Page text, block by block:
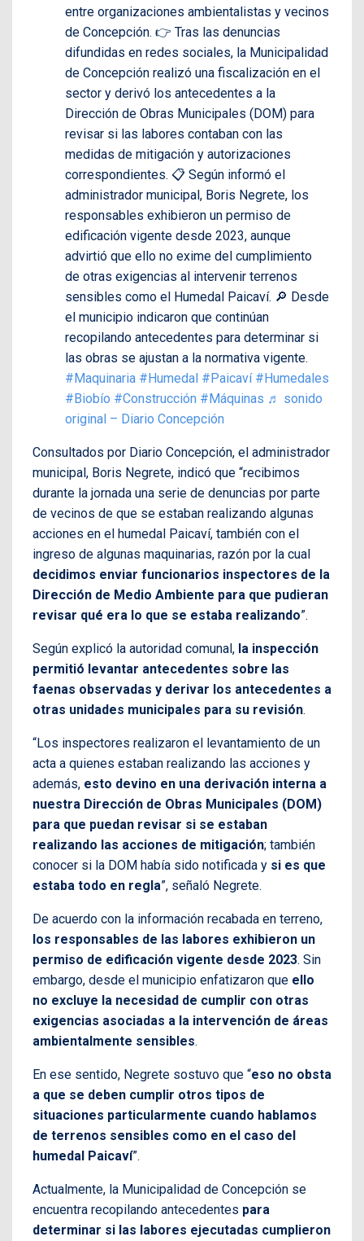
entre organizaciones ambientalistas y vecinos
de Concepción. 👉 Tras las denuncias
difundidas en redes sociales, la Municipalidad
de Concepción realizó una fiscalización en el
sector y derivó los antecedentes a la
Dirección de Obras Municipales (DOM) para
revisar si las labores contaban con las
medidas de mitigación y autorizaciones
correspondientes. 📋 Según informó el
administrador municipal, Boris Negrete, los
responsables exhibieron un permiso de
edificación vigente desde 2023, aunque
advirtió que ello no exime del cumplimiento
de otras exigencias al intervenir terrenos
sensibles como el Humedal Paicaví. 🔎 Desde
el municipio indicaron que continúan
recopilando antecedentes para determinar si
las obras se ajustan a la normativa vigente.
#Maquinaria #Humedal #Paicaví #Humedales
#Biobío #Construcción #Máquinas ♬ sonido
original – Diario Concepción
Consultados por Diario Concepción, el administrador
municipal, Boris Negrete, indicó que “recibimos
durante la jornada una serie de denuncias por parte
de vecinos de que se estaban realizando algunas
acciones en el humedal Paicaví, también con el
ingreso de algunas maquinarias, razón por la cual
decidimos enviar funcionarios inspectores de la
Dirección de Medio Ambiente para que pudieran
revisar qué era lo que se estaba realizando”.
Según explicó la autoridad comunal, la inspección
permitió levantar antecedentes sobre las
faenas observadas y derivar los antecedentes a
otras unidades municipales para su revisión.
“Los inspectores realizaron el levantamiento de un
acta a quienes estaban realizando las acciones y
además, esto devino en una derivación interna a
nuestra Dirección de Obras Municipales (DOM)
para que puedan revisar si se estaban
realizando las acciones de mitigación; también
conocer si la DOM había sido notificada y si es que
estaba todo en regla”, señaló Negrete.
De acuerdo con la información recabada en terreno,
los responsables de las labores exhibieron un
permiso de edificación vigente desde 2023. Sin
embargo, desde el municipio enfatizaron que ello
no excluye la necesidad de cumplir con otras
exigencias asociadas a la intervención de áreas
ambientalmente sensibles.
En ese sentido, Negrete sostuvo que “eso no obsta
a que se deben cumplir otros tipos de
situaciones particularmente cuando hablamos
de terrenos sensibles como en el caso del
humedal Paicaví”.
Actualmente, la Municipalidad de Concepción se
encuentra recopilando antecedentes para
determinar si las labores ejecutadas cumplieron